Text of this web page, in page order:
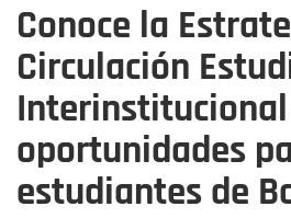
Conoce la
Circulación
oportunidades
estudiantes de